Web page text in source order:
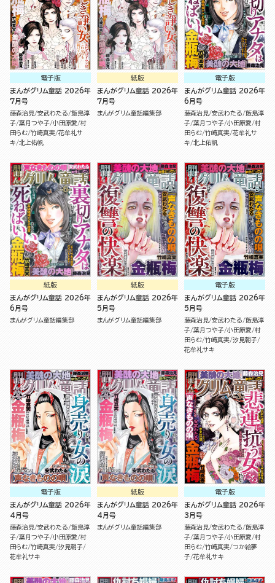
電子版
まんがグリム童話 2026年
7月号
藤森治見 安武わたる 飯島淳
子 葉月つや子 小田原愛 村
田らむ 竹崎真実 花牟礼サ
キ 北上佑帆
紙版
まんがグリム童話 2026年
7月号
まんがグリム童話編集部
電子版
まんがグリム童話 2026年
6月号
藤森治見 安武わたる 飯島淳
子 葉月つや子 小田原愛 村
田らむ 竹崎真実 花牟礼サ
キ 北上佑帆
紙版
まんがグリム童話 2026年
6月号
まんがグリム童話編集部
紙版
まんがグリム童話 2026年
5月号
まんがグリム童話編集部
電子版
まんがグリム童話 2026年
5月号
藤森治見 安武わたる 飯島淳
子 葉月つや子 小田原愛 村
田らむ 竹崎真実 汐見朝子
花牟礼サキ
電子版
まんがグリム童話 2026年
4月号
藤森治見 安武わたる 飯島淳
子 葉月つや子 小田原愛 村
田らむ 竹崎真実 汐見朝子
花牟礼サキ
紙版
まんがグリム童話 2026年
4月号
まんがグリム童話編集部
電子版
まんがグリム童話 2026年
3月号
藤森治見 安武わたる 飯島淳
子 葉月つや子 小田原愛 村
田らむ 竹崎真実 つか絵夢
子 花牟礼サキ